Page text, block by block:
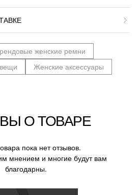
женские ремни
Женские аксессуары
О ТОВАРЕ
пока нет отзывов.
мнением и многие будут вам
благодарны.